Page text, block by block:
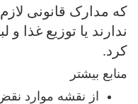
که مدارک قانونی
ندارند یا توزیع غذا
کرد.
منابع بیشتر
از نقشه موارد